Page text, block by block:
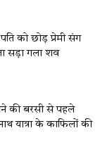
को छोड़ प्रेमी संग
सड़ा गला शव
की बरसी से पहले
यात्रा के काफिलों की